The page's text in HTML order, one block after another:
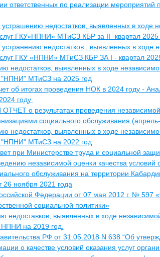
ответственных по реализации мероприятий
недостатков, выявленных в ходе
ГКУ»НПНИ» МТиСЗ КБР за II -квартал 2025
недостатков , выявленных в ходе
ГКУ «НПНИ» МТиСЗ КБР ЗА I - квартал
недостатков, выявленных в ходе
"НПНИ" МТиСЗ на 2025 год
об итогах проведения НОК в 2024 году -
году
о результатах проведения независимой
социального обслуживания
недостатков, выявленных в ходе
"НПНИ" МТиСЗ на 2022 год
при Министерстве труда и социальной
независимой оценки качества условий
обслуживания на территории
ноября 2021 года
Федерации от 07 мая 2012 г. № 597
социальной политики»
недоставков, выявленных в ходе
НПНИ на 2019 год.
РФ от 31.05.2018 N 638 “Об
о качестве условий оказания услуг